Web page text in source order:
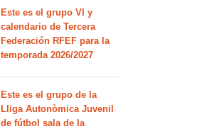
Este es el grupo VI y
calendario de Tercera
Federación RFEF para la
temporada 2026/2027
Este es el grupo de la
Lliga Autonòmica Juvenil
de fútbol sala de la